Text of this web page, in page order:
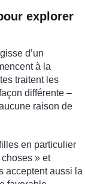
explorer
d’un
à la
traitent les
différente –
raison de
en particulier
» et
acceptent aussi la